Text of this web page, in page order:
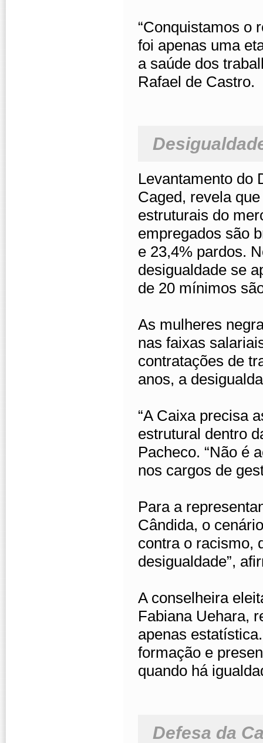
“Conquistamos o
foi apenas uma
a saúde dos
Rafael de Castro.
Levantamento do
Caged, revela
estruturais do
empregados são
e 23,4% pardos.
desigualdade se
de 20 mínimos
As mulheres
nas faixas
contratações de
anos, a
“A Caixa precisa
estrutural dentro
Pacheco. “Não é
nos cargos de
Para a
Cândida, o
contra o racismo,
desigualdade”,
A conselheira
Fabiana Uehara,
apenas
formação e
quando há
Defesa da